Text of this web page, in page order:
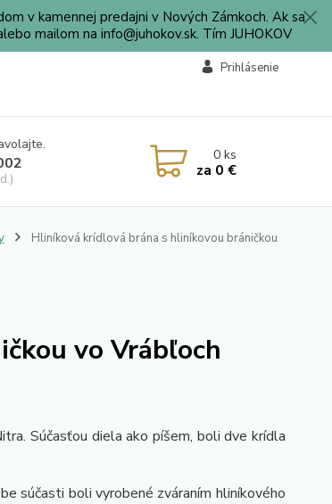
v kamennej predajni v Nových Zámkoch. Ak sa
mailom na info@juhokov.sk. Tím JUHOKOV
Prihlásenie
0ks
za 0 €
Hliníková krídlová brána s hliníkovou bráničkou
vo Vrábľoch
Súčasťou diela ako píšem, boli dve krídla
súčasti boli vyrobené zváraním hliníkového